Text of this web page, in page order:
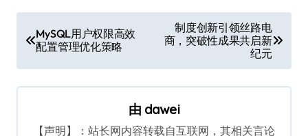
章
导
航
MySQL用户权限高效
配置管理优化策略
制度创新引领丝路电
商，突破性成果共启新
纪元
由 dawei
【声明】：站长网内容转载自互联网，其相关言论